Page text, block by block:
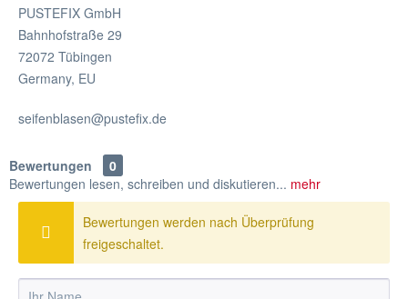
PUSTEFIX GmbH
Bahnhofstraße 29
72072 Tübingen
Germany, EU
seifenblasen@pustefix.de
Bewertungen
0
Bewertungen lesen, schreiben und diskutieren... mehr
Bewertungen werden nach Überprüfung
freigeschaltet.